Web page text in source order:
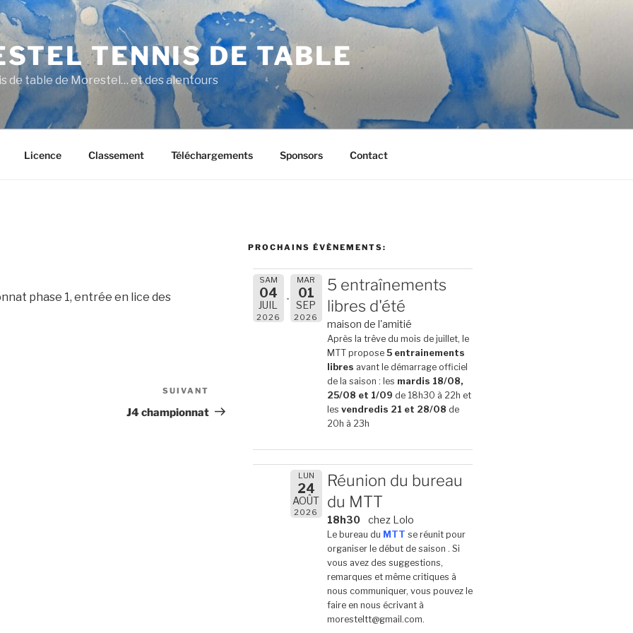
TENNIS DE TABLE
de table de Morestel… et des alentours
Licence Classement Téléchargements Sponsors Contact
phase 1, entrée en lice des
suivant
SUIVANT
J4 championnat
PROCHAINS ÉVÈNEMENTS:
SAM
04
JUIL
2026
MAR
01
SEP
2026
5 entraînements
libres d'été
maison de l'amitié
Après la trêve du mois de juillet, le
MTT propose 5 entrainements
libres avant le démarrage officiel
de la saison : les mardis 18/08,
25/08 et 1/09 de 18h30 à 22h et
les vendredis 21 et 28/08 de
20h à 23h
LUN
24
AOÛT
2026
Réunion du bureau
du MTT
18h30 chez Lolo
Le bureau du MTT se réunit pour
organiser le début de saison . Si
vous avez des suggestions,
remarques et même critiques à
nous communiquer, vous pouvez le
faire en nous écrivant à
moresteltt@gmail.com.